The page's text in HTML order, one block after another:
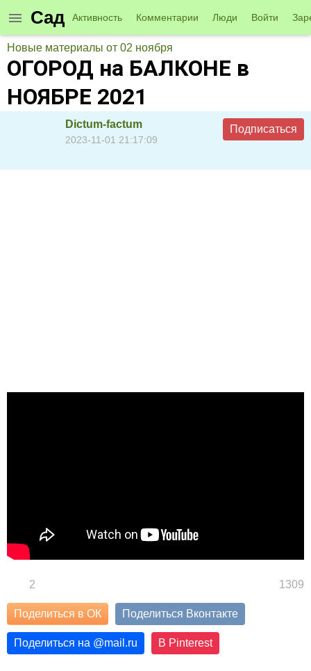
Сад Активность Комментарии Люди Войти
Новые материалы от 02 ноября
ОГОРОД на БАЛКОНЕ в
НОЯБРЕ 2021
Dictum-factum
2023-11-01 21:17:09
Подписаться
2 1309
Поделиться в ОК Поделиться Вконтакте
Поделиться на @mail.ru В Pinterest